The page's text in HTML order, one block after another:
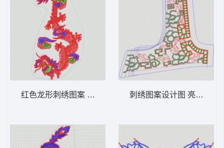
红色龙形刺绣图案 龙动物 刺绣图案设计图 亮片 珠片